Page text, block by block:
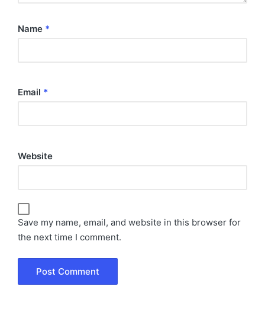
Name *
Email *
Website
Save my name, email, and website in this browser for
the next time I comment.